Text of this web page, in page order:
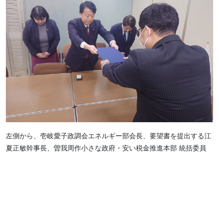
左側から、壱岐愛子政調会エネルギー部会長、要望書を提出する江
夏正敏幹事長、曽我周作小さな政府・安い税金推進本部 統括委員